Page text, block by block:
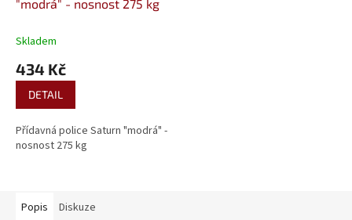
"modrá" - nosnost 275 kg
Skladem
434 Kč
DETAIL
Přídavná police Saturn "modrá" -
nosnost 275 kg
Popis Diskuze